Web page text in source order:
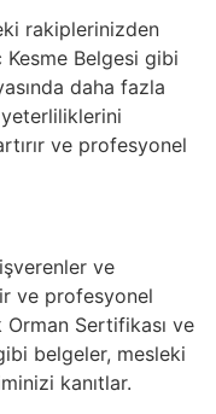
rakiplerinizden
Kesme Belgesi gibi
daha fazla
ve profesyonel
ve
ve profesyonel
Orman Sertifikası ve
belgeler, mesleki
kanıtlar.